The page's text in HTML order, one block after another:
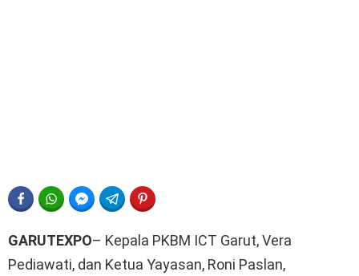
FACEBOOKWHATSAPPFACEBOOK MESSENGER
TELEGRAM
GARUTEXPO– Kepala PKBM ICT Garut, Vera
Pediawati, dan Ketua Yayasan, Roni Paslan,